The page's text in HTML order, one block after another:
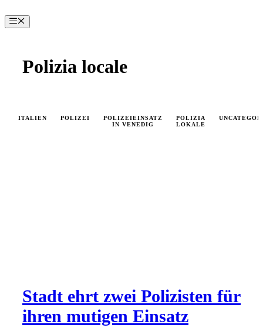
Inhalt
springen
Menü
Polizia locale
ITALIEN POLIZEI
POLIZEIEINSATZ
IN VENEDIG
POLIZIA
LOKALE
Stadt ehrt zwei Polizisten für
ihren mutigen Einsatz